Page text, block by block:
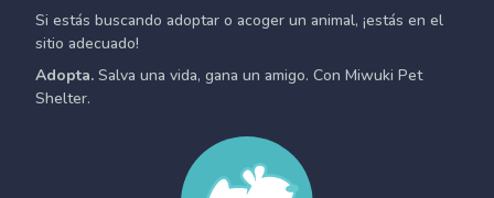
Si estás buscando adoptar o acoger un animal, ¡estás en el
sitio adecuado!
Adopta. Salva una vida, gana un amigo. Con Miwuki Pet
Shelter.